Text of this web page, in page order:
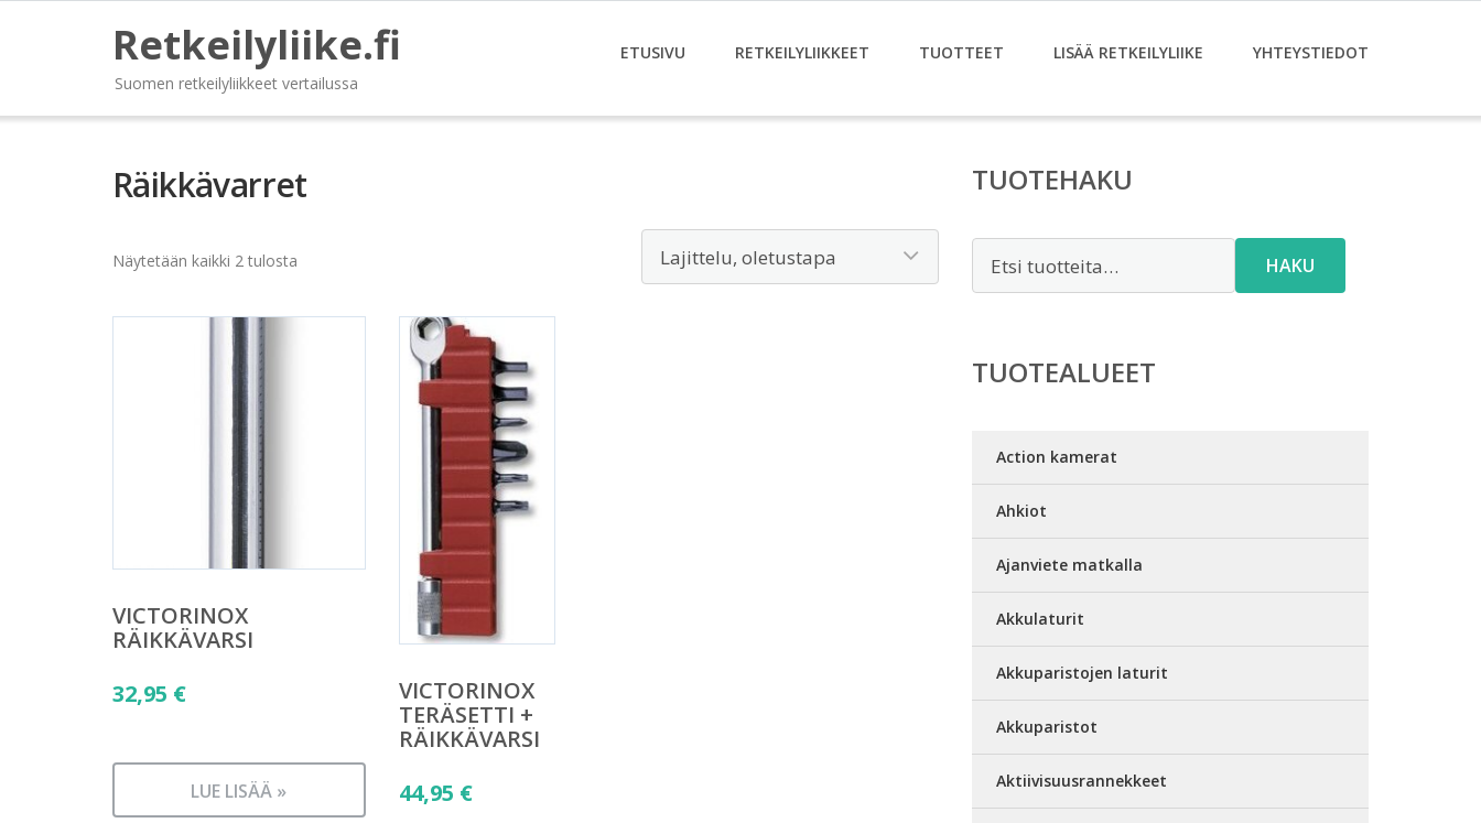
Retkeilyliike.fi
Suomen retkeilyliikkeet vertailussa
ETUSIVU RETKEILYLIIKKEET TUOTTEET LISÄÄ RETKEILYLIIKE YHTEYSTIEDOT
Räikkävarret
Näytetään kaikki 2 tulosta
VICTORINOX
RÄIKKÄVARSI
32,95 €
LUE LISÄÄ »
VICTORINOX
TERÄSETTI +
RÄIKKÄVARSI
44,95 €
TUOTEHAKU
HAKU
TUOTEALUEET
Action kamerat
Ahkiot
Ajanviete matkalla
Akkulaturit
Akkuparistojen laturit
Akkuparistot
Aktiivisuusrannekkeet